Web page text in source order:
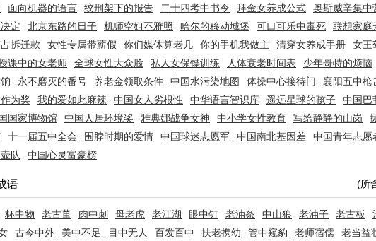
面向机器的语言 绞刑架下的报告 二十四考中书令 拜金女养成公式 奥斯威辛集中
定 北京东路的日子 机师空姐不雅照 哈尔的移动城堡 可口可乐中毒死 联想家庭
拆迁款 女性专属带薪假 你们媒体算老几 你的手机我做主 清穿女养成手册 女王
课中的女老师 全球女性大众脸 私人女保镖训练 人体衰老时间表 少年哥特的烦恼
永不磨灭的番号 养老金领取条件 中国水污染地图 体操中心接待门 襄阳五中枪
为奖 我的爱如此麻辣 中国女人劣根性 中华语言智识库 遥远星球的孩子 中国巴
国家博物馆 中国人居环境奖 雅典娜战争女神 中小学女性教育 写给静静的山岗
十一届五中全会 围脖时期的爱情 中国球迷志愿军 中国南北基因差 中国青年志愿
队 中国心灵富豪榜
语 (所
杯中物 老古董 肉中刺 母老虎 老江湖 眼中钉 老油条 中山狼 老油子 老古板
古今中外 美中不足 目中无人 百发百中 扶老携幼 管中窥豹 老师宿儒 老当益